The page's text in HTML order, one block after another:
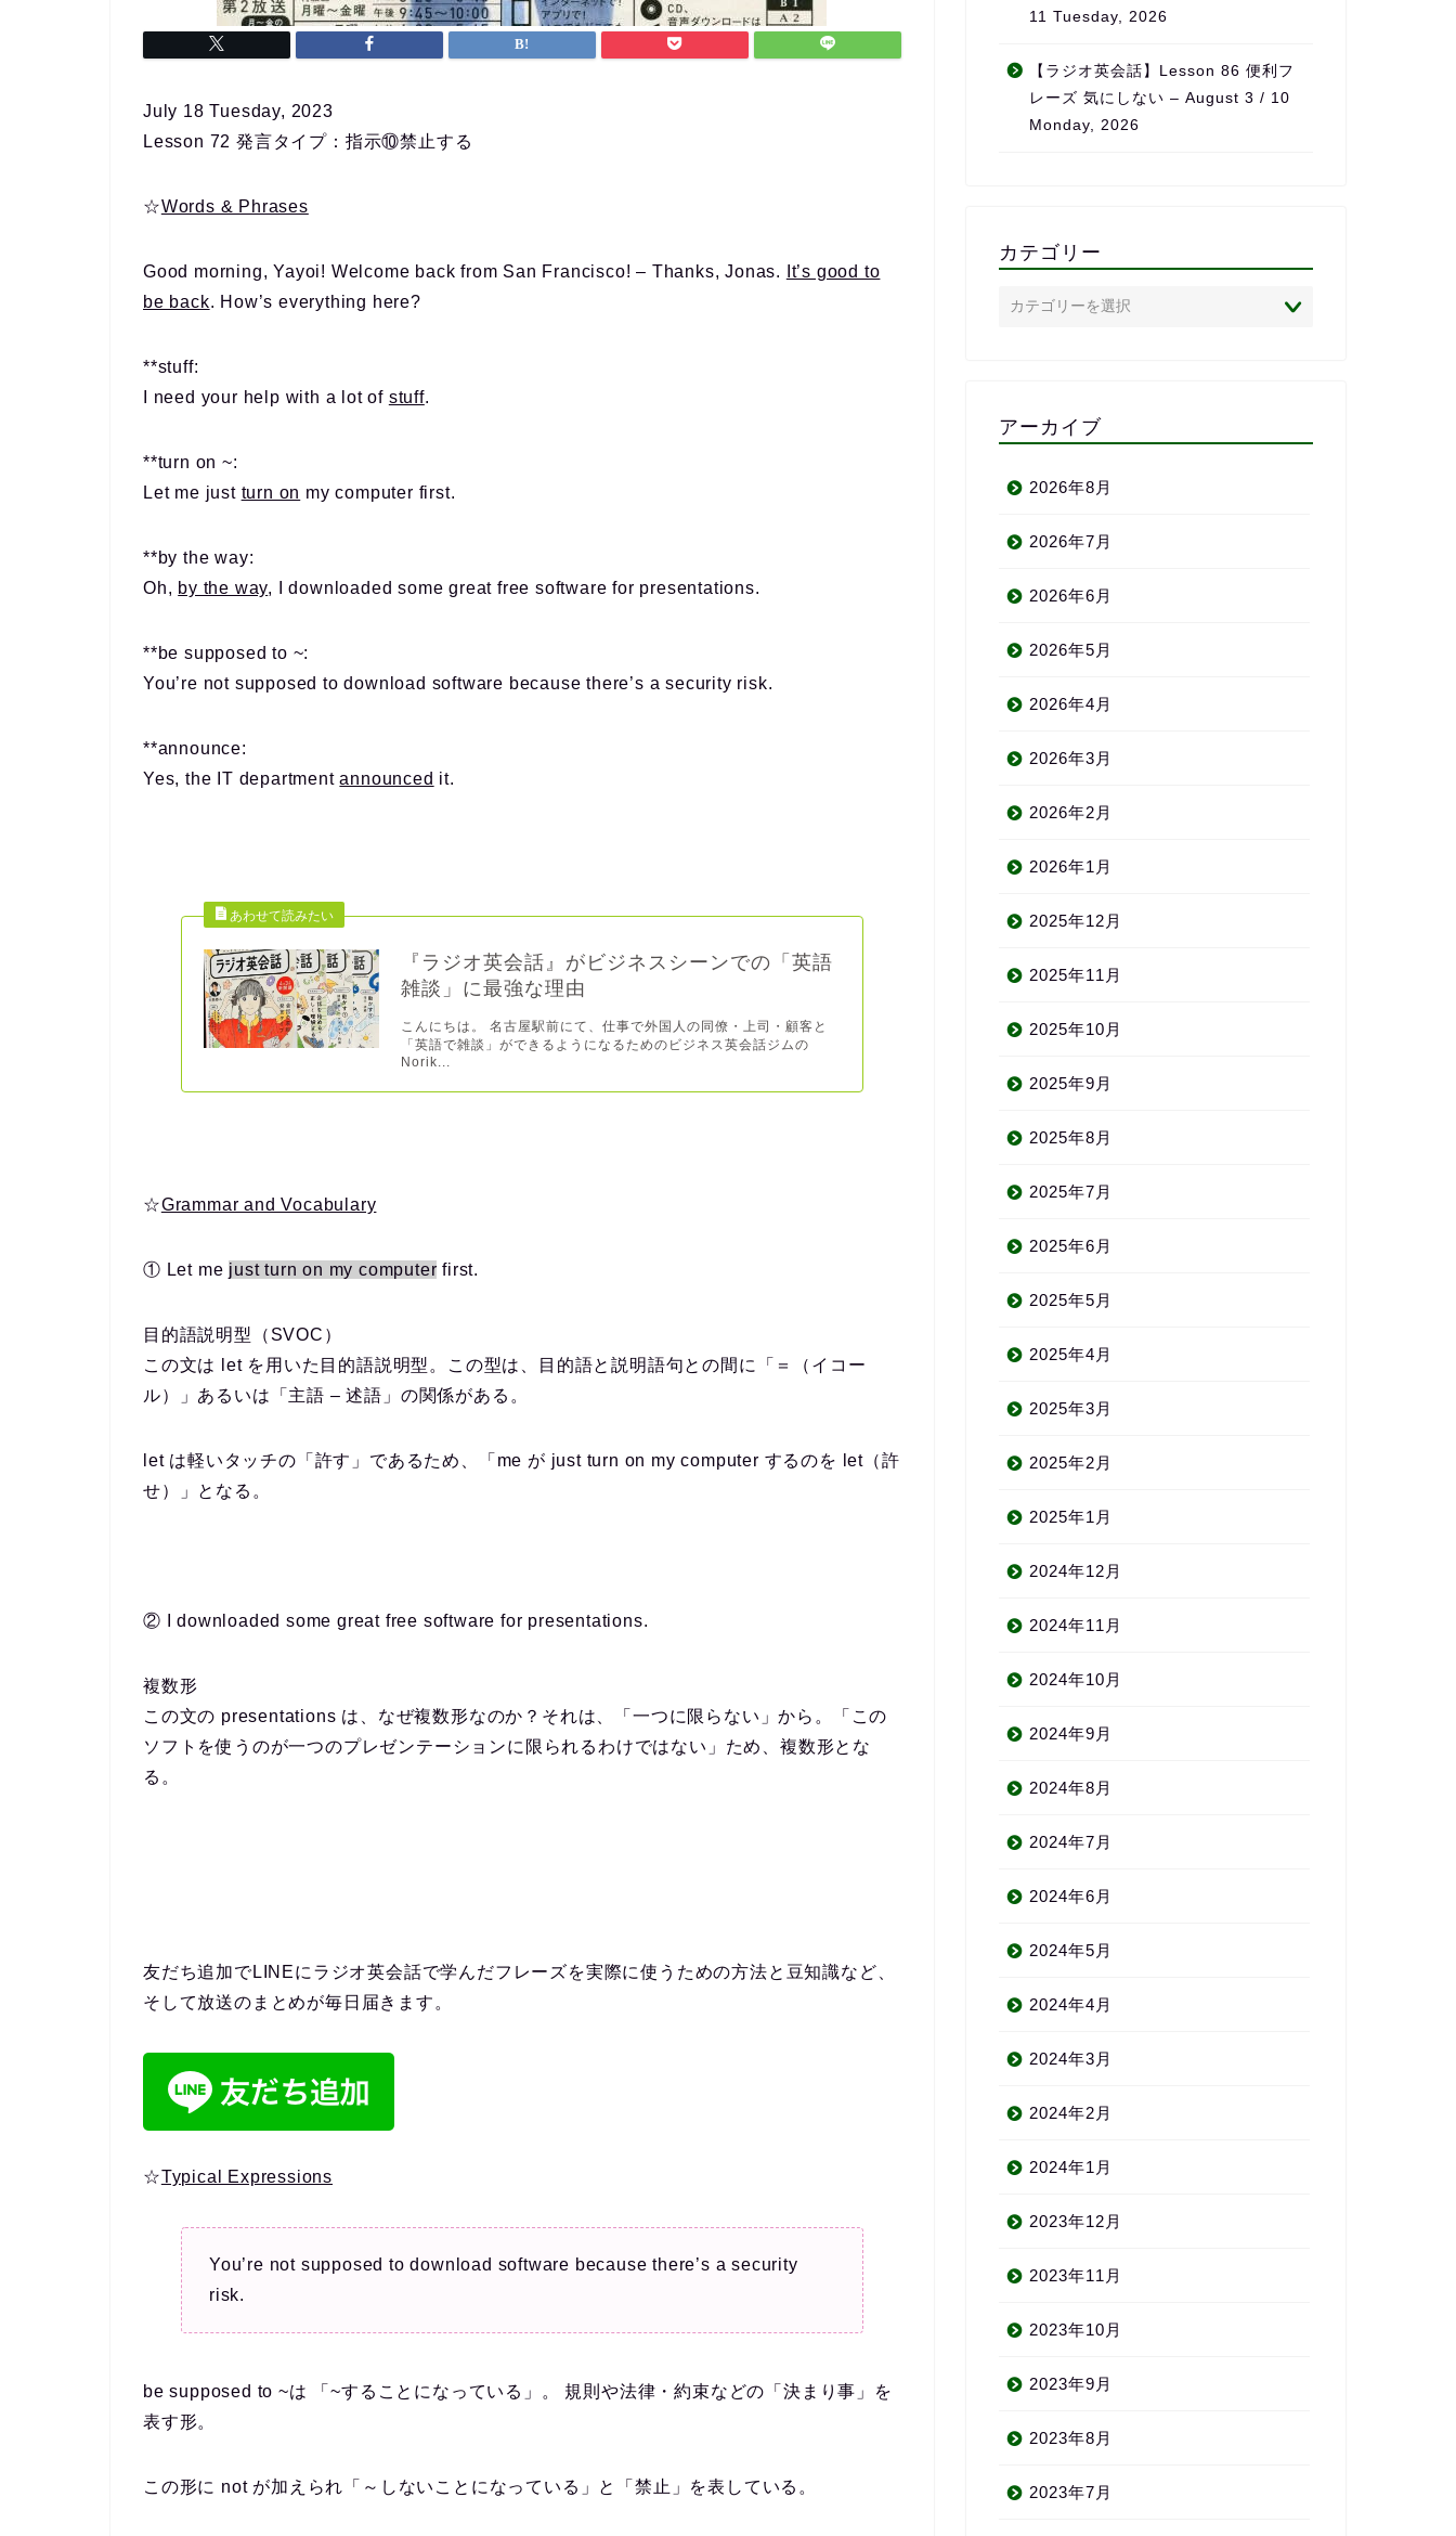
July 18 Tuesday, 2023
Lesson 72 発言タイプ：指示⑩禁止する
☆Words & Phrases
Good morning, Yayoi! Welcome back from San Francisco! – Thanks, Jonas.
It’s good to
be back. How’s everything here?
**stuff:
I need your help with a lot of stuff.
**turn on ~:
Let me just turn on my computer first.
**by the way:
Oh, by the way, I downloaded some great free software for presentations.
**be supposed to ~:
You’re not supposed to download software because there’s a security risk.
**announce:
Yes, the IT departmentannounced it.
『ラジオ英会話』がビジネスシーンでの「英語
雑談」に最強な理由
こんにちは。 名古屋駅前にて、仕事で外国人の同僚・上司・顧客と
「英語で雑談」ができるようになるためのビジネス英会話ジムの
Norik...
☆Grammar and Vocabulary
① Let me just turn on my computer first.
目的語説明型（SVOC）
この文は let を用いた目的語説明型。この型は、目的語と説明語句との間に「＝（イコー
ル）」あるいは「主語 – 述語」の関係がある。
let は軽いタッチの「許す」であるため、「me が just turn on my computer するのを let（許
せ）」となる。
② I downloaded some great free software for presentations.
複数形
この文の presentations は、なぜ複数形なのか？それは、「一つに限らない」から。「この
ソフトを使うのが一つのプレゼンテーションに限られるわけではない」ため、複数形とな
る。
友だち追加でLINEにラジオ英会話で学んだフレーズを実際に使うための方法と豆知識など、
そして放送のまとめが毎日届きます。
☆Typical Expressions
You’re not supposed to download software because there’s a security
risk.
be supposed to ~は 「~することになっている」。 規則や法律・約束などの「決まり事」を
表す形。
この形に not が加えられ「～しないことになっている」と「禁止」を表している。
何より、先生の生徒に対する
「この先生のもとでなら頑張
れる」と思える環境です。本
気で英語力を伸ばしたい方に
は、心からおすすめしたいス
11 Tuesday, 2026
【ラジオ英会話】Lesson 86 便利フ
レーズ 気にしない – August 3 / 10
Monday, 2026
カテゴリー
アーカイブ
2026年8月
2026年7月
2026年6月
2026年5月
2026年4月
2026年3月
2026年2月
2026年1月
2025年12月
2025年11月
2025年10月
2025年9月
2025年8月
2025年7月
2025年6月
2025年5月
2025年4月
2025年3月
2025年2月
2025年1月
2024年12月
2024年11月
2024年10月
2024年9月
2024年8月
2024年7月
2024年6月
2024年5月
2024年4月
2024年3月
2024年2月
2024年1月
2023年12月
2023年11月
2023年10月
2023年9月
2023年8月
2023年7月